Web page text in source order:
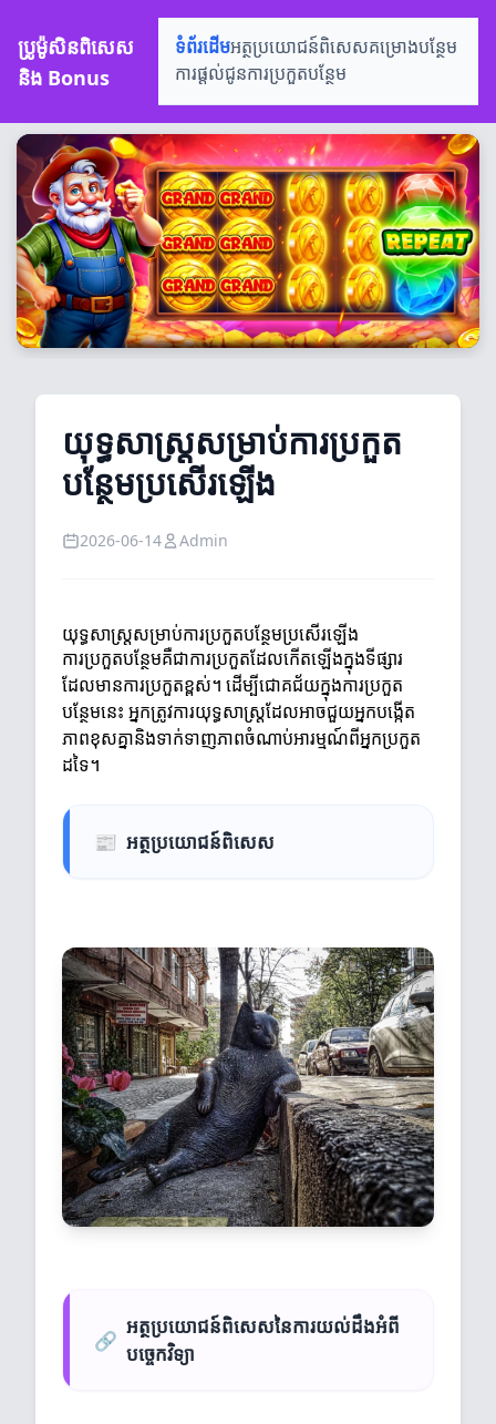
ប្រូម៉ូសិនពិសេស
និង Bonus
ទំព័រដើមអត្ថប្រយោជន៍ពិសេសគម្រោងបន្ថែម
ការផ្តល់ជូនការប្រកួតបន្ថែម
យុទ្ធសាស្ត្រសម្រាប់ការប្រកួត
បន្ថែមប្រសើរឡើង
2026-06-14 Admin
យុទ្ធសាស្ត្រសម្រាប់ការប្រកួតបន្ថែមប្រសើរឡើង
ការប្រកួតបន្ថែមគឺជាការប្រកួតដែលកើតឡើងក្នុងទីផ្សារ
ដែលមានការប្រកួតខ្ពស់។ ដើម្បីជោគជ័យក្នុងការប្រកួត
បន្ថែមនេះ អ្នកត្រូវការយុទ្ធសាស្ត្រដែលអាចជួយអ្នកបង្កើត
ភាពខុសគ្នានិងទាក់ទាញភាពចំណាប់អារម្មណ៍ពីអ្នកប្រកួត
ដទៃ។
📰 អត្ថប្រយោជន៍ពិសេស
🔗
អត្ថប្រយោជន៍ពិសេសនៃការយល់ដឹងអំពី
បច្ចេកវិទ្យា